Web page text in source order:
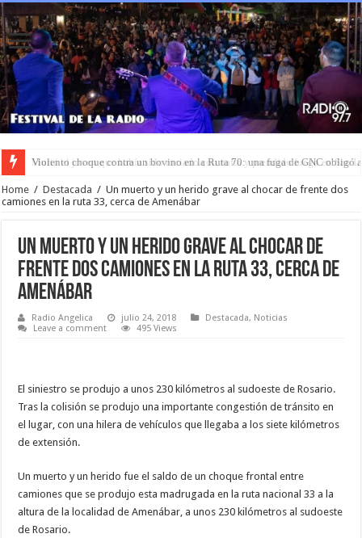
Murió el joven que había sido rociado con nafta y prendido fuego en San
Home / Destacada / Un muerto y un herido grave al chocar de frente dos
camiones en la ruta 33, cerca de Amenábar
Un muerto y un herido grave al chocar de
frente dos camiones en la ruta 33, cerca de
Amenábar
Radio Angelica julio 24, 2018 Destacada, Noticias
Leave a comment
495 Views
El siniestro se produjo a unos 230 kilómetros al sudoeste de Rosario.
Tras la colisión se produjo una importante congestión de tránsito en
el lugar, con una hilera de vehículos que llegaba a los siete kilómetros
de extensión.
Un muerto y un herido fue el saldo de un choque frontal entre
camiones que se produjo esta madrugada en la ruta nacional 33 a la
altura de la localidad de Amenábar, a unos 230 kilómetros al sudoeste
de Rosario.